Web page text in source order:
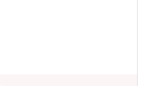
資料作成支援、必須文書作成～保管
うため、営業的センスが求められま